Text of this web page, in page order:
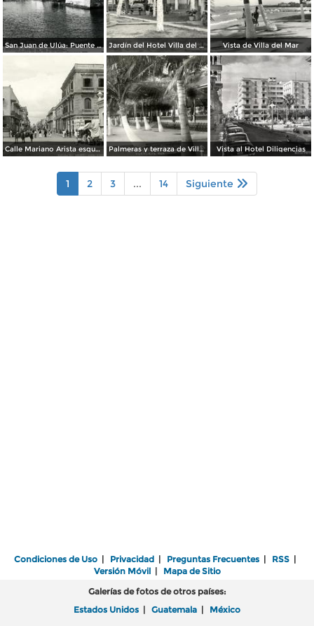
San Juan de Ulúa: Puente de los suspiros y celdas de los tormentos Jardín del Hotel Villa del Mar Vista de Villa del Mar
Calle Mariano Arista esquina con Avenida Landero y Coss Palmeras y terraza de Villa del Mar Vista al Hotel Diligencias
1 2 3 ... 14 Siguiente
Condiciones de Uso | Privacidad | Preguntas Frecuentes | RSS |
Versión Móvil| Mapa de Sitio
Galerías de fotos de otros países:
Estados Unidos | Guatemala | México